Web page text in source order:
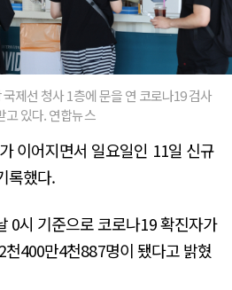
제선 청사 1층에 문을 연 코로나19 검사
고 있다. 연합뉴스
이어지면서 일요일인 11일 신규
록했다.
0시 기준으로 코로나19 확진자가
400만4천887명이 됐다고 밝혔